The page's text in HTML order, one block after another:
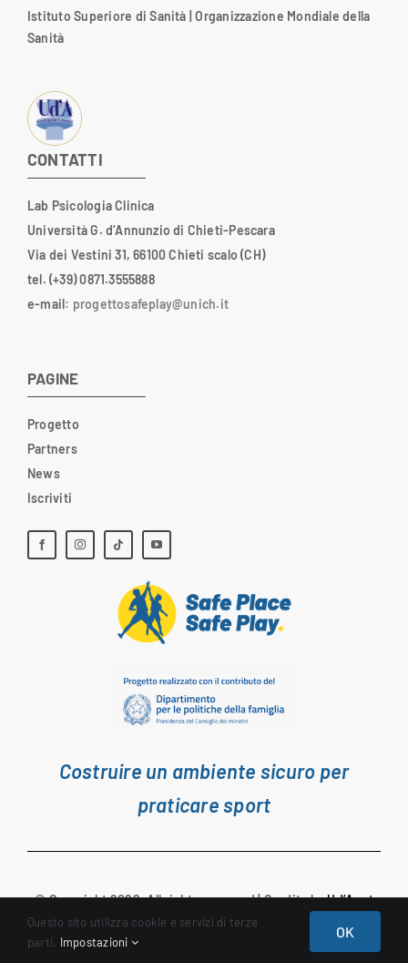
Istituto Superiore di Sanità |Organizzazione Mondiale della
Sanità
CONTATTI
Lab Psicologia Clinica
Università G. d’Annunzio di Chieti-Pescara
Via dei Vestini 31, 66100 Chieti scalo (CH)
tel. (+39) 0871.3555888
e-mail: progettosafeplay@unich.it
PAGINE
Progetto
Partners
News
Iscriviti
Costruire un ambiente sicuro per
praticare sport
© Copyright 2022. All rights reserved | Credits byUd’Anet
|Sitemap
Questo sito utilizza cookie e servizi di terze
parti. Impostazioni
OK